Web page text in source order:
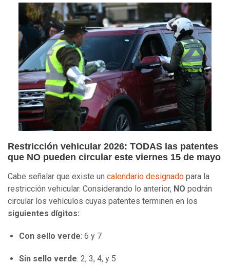
Restricción vehicular 2026: TODAS las patentes
que NO pueden circular este viernes 15 de mayo
Cabe señalar que existe un calendario designado para la
restricción vehicular. Considerando lo anterior, NO podrán
circular los vehículos cuyas patentes terminen en los
siguientes dígitos:
Con sello verde: 6 y 7
Sin sello verde: 2, 3, 4, y 5